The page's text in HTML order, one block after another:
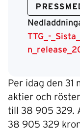
TTG_-
Per idag den 31
aktier och
till 38 905 329.
38 905 329